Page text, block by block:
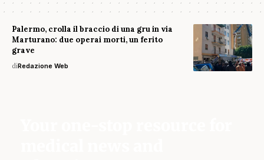
Palermo, crolla il braccio di una gru in via
Marturano: due operai morti, un ferito
grave
diRedazione Web